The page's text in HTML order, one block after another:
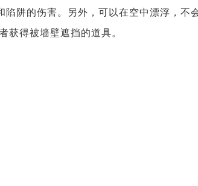
阱的伤害。另外，可以在空中漂浮，不
得被墙壁遮挡的道具。